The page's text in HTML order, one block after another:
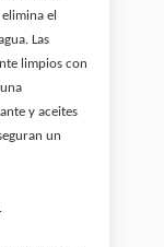
el
Las
limpios con
y aceites
un